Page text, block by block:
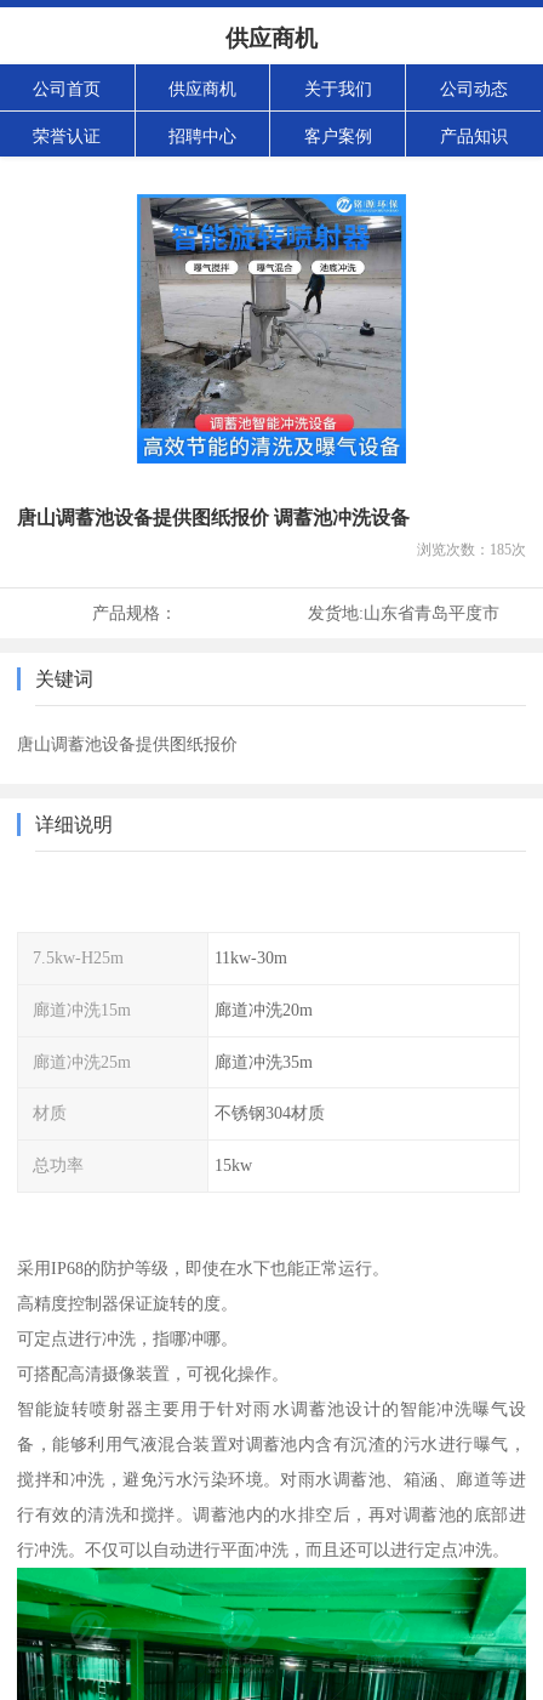
供应商机
公司首页 供应商机 关于我们 公司动态
荣誉认证 招聘中心 客户案例 产品知识
唐山调蓄池设备提供图纸报价 调蓄池冲洗设备
浏览次数： 185次
产品规格： 发货地:山东省青岛平度市
关键词
唐山调蓄池设备提供图纸报价
详细说明
7.5kw-H25m 11kw-30m
廊道冲洗15m 廊道冲洗20m
廊道冲洗25m 廊道冲洗35m
材质 不锈钢304材质
总功率 15kw
采用IP68的防护等级，即使在水下也能正常运行。
高精度控制器保证旋转的度。
可定点进行冲洗，指哪冲哪。
可搭配高清摄像装置，可视化操作。
智能旋转喷射器主要用于针对雨水调蓄池设计的智能冲洗曝气设
备，能够利用气液混合装置对调蓄池内含有沉渣的污水进行曝气，
搅拌和冲洗，避免污水污染环境。对雨水调蓄池、箱涵、廊道等进
行有效的清洗和搅拌。调蓄池内的水排空后，再对调蓄池的底部进
行冲洗。不仅可以自动进行平面冲洗，而且还可以进行定点冲洗。